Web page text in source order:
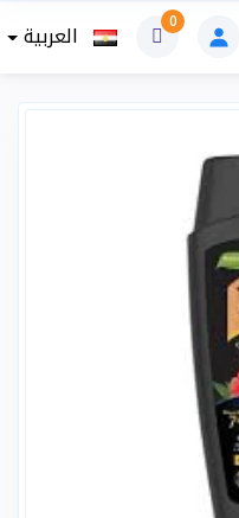
0 العربية